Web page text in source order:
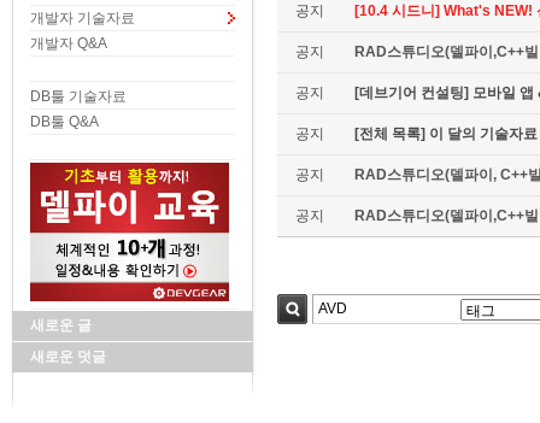
개발자 기술자료
개발자 Q&A
DB툴 기술자료
DB툴 Q&A
새로운 글
새로운 덧글
공지 [10.4 시드니] What's NEW!
공지 RAD스튜디오(델파이,C++
공지 [데브기어 컨설팅] 모바일
공지 [전체 목록] 이 달의 기술자
공지 RAD스튜디오(델파이, C++
공지 RAD스튜디오(델파이,C++